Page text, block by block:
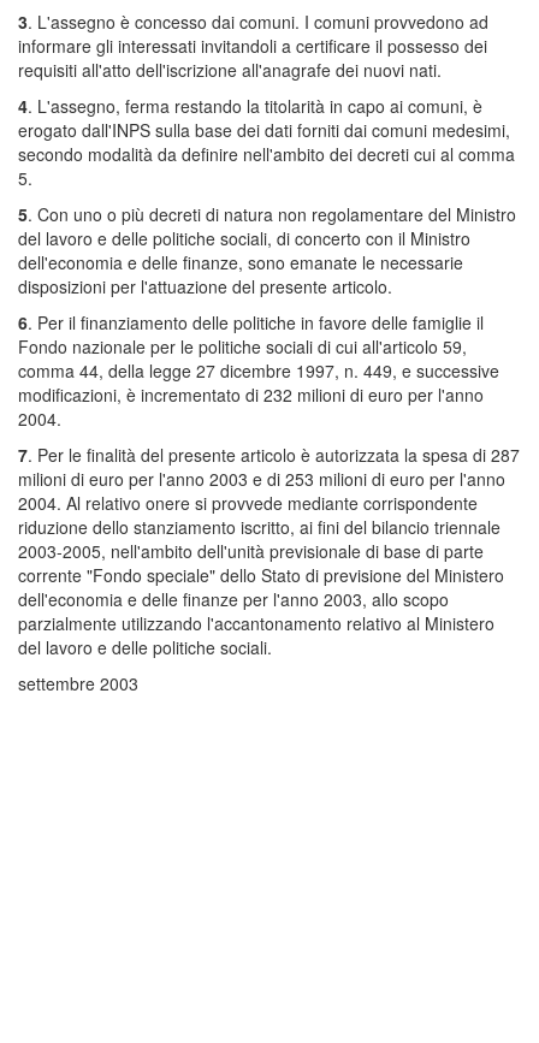
3. L'assegno è concesso dai comuni. I comuni provvedono ad
informare gli interessati invitandoli a certificare il possesso dei
requisiti all'atto dell'iscrizione all'anagrafe dei nuovi nati.
4. L'assegno, ferma restando la titolarità in capo ai comuni, è
erogato dall'INPS sulla base dei dati forniti dai comuni medesimi,
secondo modalità da definire nell'ambito dei decreti cui al comma
5.
5. Con uno o più decreti di natura non regolamentare del Ministro
del lavoro e delle politiche sociali, di concerto con il Ministro
dell'economia e delle finanze, sono emanate le necessarie
disposizioni per l'attuazione del presente articolo.
6. Per il finanziamento delle politiche in favore delle famiglie il
Fondo nazionale per le politiche sociali di cui all'articolo 59,
comma 44, della legge 27 dicembre 1997, n. 449, e successive
modificazioni, è incrementato di 232 milioni di euro per l'anno
2004.
7. Per le finalità del presente articolo è autorizzata la spesa di 287
milioni di euro per l'anno 2003 e di 253 milioni di euro per l'anno
2004. Al relativo onere si provvede mediante corrispondente
riduzione dello stanziamento iscritto, ai fini del bilancio triennale
2003-2005, nell'ambito dell'unità previsionale di base di parte
corrente "Fondo speciale" dello Stato di previsione del Ministero
dell'economia e delle finanze per l'anno 2003, allo scopo
parzialmente utilizzando l'accantonamento relativo al Ministero
del lavoro e delle politiche sociali.
settembre 2003